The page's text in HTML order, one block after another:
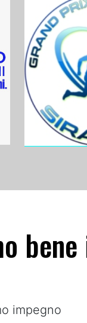
impegno